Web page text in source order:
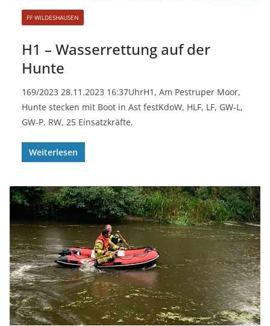
FF WILDESHAUSEN
H1 – Wasserrettung auf der
Hunte
169/2023 28.11.2023 16:37UhrH1, Am Pestruper Moor,
Hunte stecken mit Boot in Ast festKdoW, HLF, LF, GW-L,
GW-P, RW, 25 Einsatzkräfte,
Weiterlesen